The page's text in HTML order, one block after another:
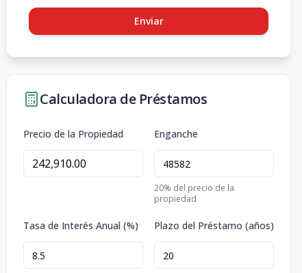
Enviar
Calculadora de Préstamos
Precio de la Propiedad Enganche
20% del precio de la
propiedad
Tasa de Interés Anual (%) Plazo del Préstamo (años)